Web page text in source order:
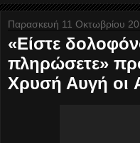
Παρασκευή 11 Οκτωβρίου
«Eίστε
πληρώσετε»
Χρυσή Αυγή οι